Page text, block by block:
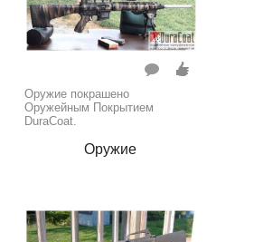
Оружие покрашено
Оружейным Покрытием
DuraCoat.
Оружие